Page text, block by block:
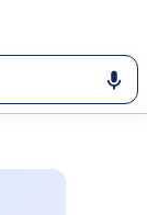
de